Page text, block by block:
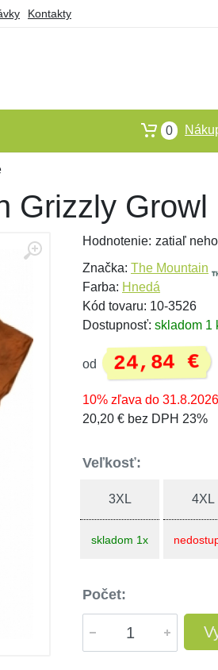
Kontakty
0
Grizzly
Hodnotenie: zatiaľ
Značka: The Mountain
Farba: Hnedá
Kód tovaru: 10-3526
Dostupnosť: skladom 1
od 24,84 €
10% zľava do 31.8.2026
20,20 € bez DPH 23%
Veľkosť:
3XL
skladom 1x
4XL
Počet: